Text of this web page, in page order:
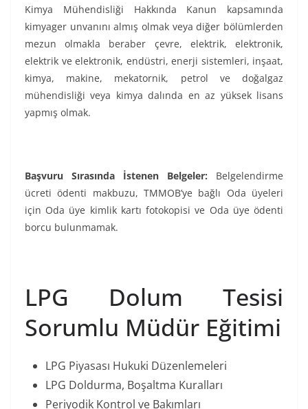
Kimya Mühendisliği Hakkında Kanun kapsamında
kimyager unvanını almış olmak veya diğer bölümlerden
mezun olmakla beraber çevre, elektrik, elektronik,
elektrik ve elektronik, endüstri, enerji sistemleri, inşaat,
kimya, makine, mekatornik, petrol ve doğalgaz
mühendisliği veya kimya dalında en az yüksek lisans
yapmış olmak.
Başvuru Sırasında İstenen Belgeler: Belgelendirme
ücreti ödenti makbuzu, TMMOB’ye bağlı Oda üyeleri
için Oda üye kimlik kartı fotokopisi ve Oda üye ödenti
borcu bulunmamak.
LPG Dolum Tesisi
Sorumlu Müdür Eğitimi
LPG Piyasası Hukuki Düzenlemeleri
LPG Doldurma, Boşaltma Kuralları
Periyodik Kontrol ve Bakımları